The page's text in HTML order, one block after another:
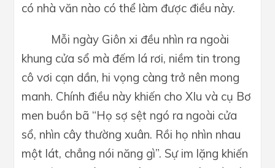
có nhà văn nào có thể làm được điều này.
Mỗi ngày Giôn xi đều nhìn ra ngoài
khung cửa sổ mà đếm lá rơi, niềm tin trong
cô vơi cạn dần, hi vọng càng trở nên mong
manh. Chính điều này khiến cho XIu và cụ Bơ
men buồn bã “Họ sợ sệt ngó ra ngoài cửa
sổ, nhìn cây thường xuân. Rồi họ nhìn nhau
một lát, chẳng nói năng gì”. Sự im lặng khiến